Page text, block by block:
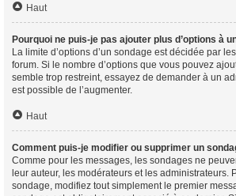
Haut
Pourquoi ne puis-je pas ajouter plus d’options à
La limite d’options d’un sondage est décidée par
forum. Si le nombre d’options que vous pouvez
semble trop restreint, essayez de demander à un
est possible de l’augmenter.
Haut
Comment puis-je modifier ou supprimer un
Comme pour les messages, les sondages ne
leur auteur, les modérateurs et les administrateurs.
sondage, modifiez tout simplement le premier